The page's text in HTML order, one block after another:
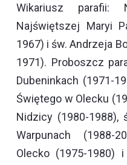
Wikariusz parafii:
Najświętszej Maryi
1967) i św. Andrzeja
1971). Proboszcz
Dubeninkach (1971-
Świętego w Olecku
Nidzicy (1980-1988),
Warpunach (1988-
Olecko (1975-1980)